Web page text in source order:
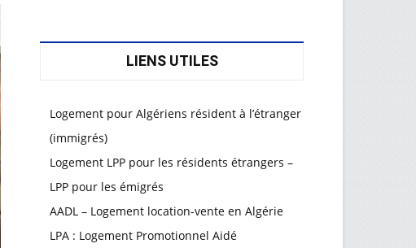
LIENS UTILES
Logement pour Algériens résident à l’étranger
(immigrés)
Logement LPP pour les résidents étrangers –
LPP pour les émigrés
AADL – Logement location-vente en Algérie
LPA : Logement Promotionnel Aidé